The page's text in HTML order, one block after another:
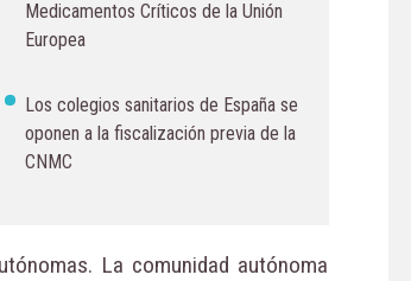
Medicamentos Críticos de la Unión
Europea
Los colegios sanitarios de España se
oponen a la fiscalización previa de la
CNMC
La comunidad autónoma